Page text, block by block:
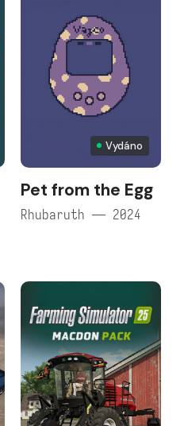
Vydáno
Pet from the Egg
Rhubaruth — 2024